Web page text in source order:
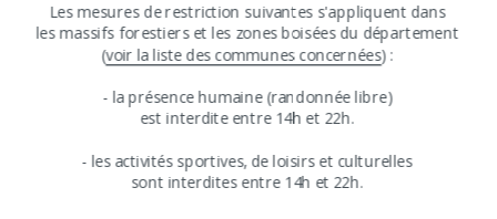
Base 30 participants :
​Les mesures de restriction suivantes s'appliquent ​dans
​les massifs forestiers et les zones boisées du département
​(voir la liste des communes concernées) :
​​- ​la présence humaine (randonnée libre)
​est interdite entre ​14h et 22h.
​- les activités sportives, de loisirs et culturelles
​sont interdites ​entre 14h et 22h.